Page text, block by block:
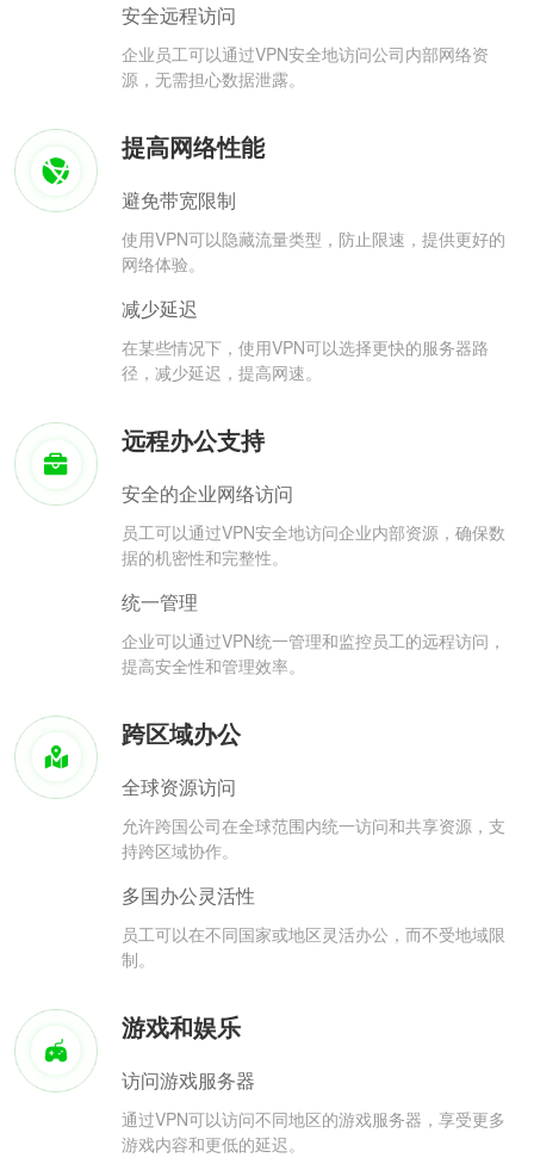
安全远程访问
企业员工可以通过VPN安全地访问公司内部网络资
源，无需担心数据泄露。
提高网络性能
避免带宽限制
使用VPN可以隐藏流量类型，防止限速，提供更好的
网络体验。
减少延迟
在某些情况下，使用VPN可以选择更快的服务器路
径，减少延迟，提高网速。
远程办公支持
安全的企业网络访问
员工可以通过VPN安全地访问企业内部资源，确保数
据的机密性和完整性。
统一管理
企业可以通过VPN统一管理和监控员工的远程访问，
提高安全性和管理效率。
跨区域办公
全球资源访问
允许跨国公司在全球范围内统一访问和共享资源，支
持跨区域协作。
多国办公灵活性
员工可以在不同国家或地区灵活办公，而不受地域限
制。
游戏和娱乐
访问游戏服务器
通过VPN可以访问不同地区的游戏服务器，享受更多
游戏内容和更低的延迟。